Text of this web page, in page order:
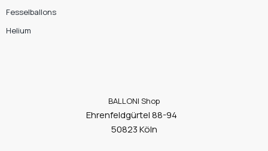
Fesselballons
Helium
BALLONI Shop
Ehrenfeldgürtel 88-94
50823 Köln